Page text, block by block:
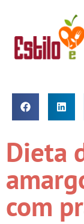
Dieta
com